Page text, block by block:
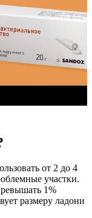
от 2 до 4
участки.
1%
размеру ладони